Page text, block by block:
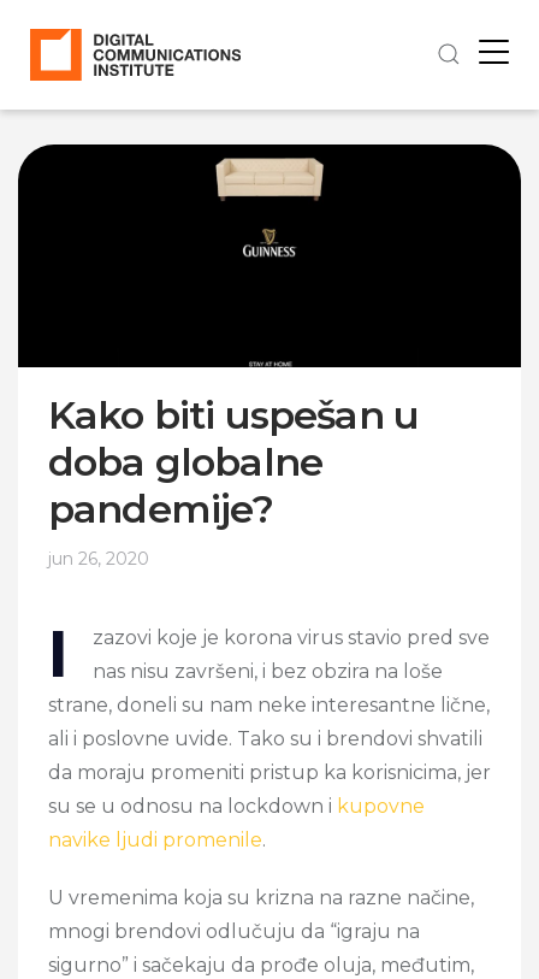
Kako biti uspešan u
doba globalne
pandemije?
jun 26, 2020
I
zazovi koje je korona virus stavio pred sve
nas nisu završeni, i bez obzira na loše
strane, doneli su nam neke interesantne lične,
ali i poslovne uvide. Tako su i brendovi shvatili
da moraju promeniti pristup ka korisnicima, jer
su se u odnosu na lockdown i kupovne
navike ljudi promenile.
U vremenima koja su krizna na razne načine,
mnogi brendovi odlučuju da “igraju na
sigurno” i sačekaju da prođe oluja, međutim,